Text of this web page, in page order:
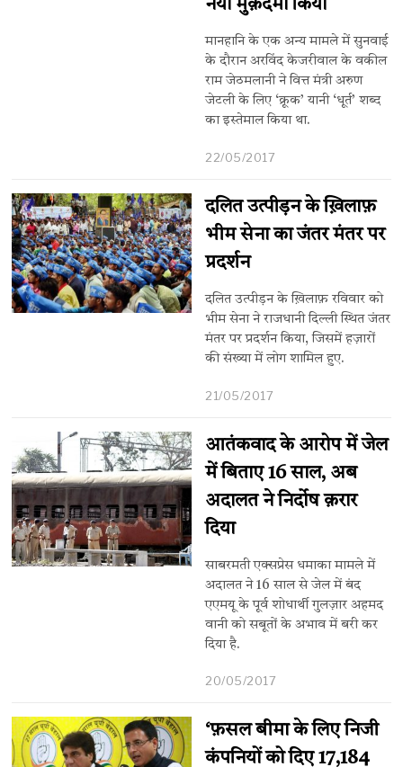
नया मुक़दमा किया
मानहानि के एक अन्य मामले में सुनवाई
के दौरान अरविंद केजरीवाल के वकील
राम जेठमलानी ने वित्त मंत्री अरुण
जेटली के लिए ‘क्रूक’ यानी ‘धूर्त’ शब्द
का इस्तेमाल किया था.
22/05/2017
दलित उत्पीड़न के ख़िलाफ़
भीम सेना का जंतर मंतर ​पर
प्रदर्शन
दलित उत्पीड़न के ख़िलाफ़ रविवार को
भीम सेना ने राजधानी दिल्ली स्थित जंतर
मंतर पर प्रदर्शन किया, जिसमें हज़ारों
की संख्या में लोग शामिल हुए.
21/05/2017
आतंकवाद के आरोप में जेल
में बिताए 16 साल, अब
अदालत ने निर्दोष क़रार
दिया
साबरमती एक्सप्रेस धमाका मामले में
अदालत ने 16 साल से जेल में बंद
एएमयू के पूर्व शोधार्थी गुलज़ार अहमद
वानी को सबूतों के अभाव में बरी कर
दिया है.
20/05/2017
‘फ़सल बीमा के लिए निजी
कंपनियों को दिए 17,184